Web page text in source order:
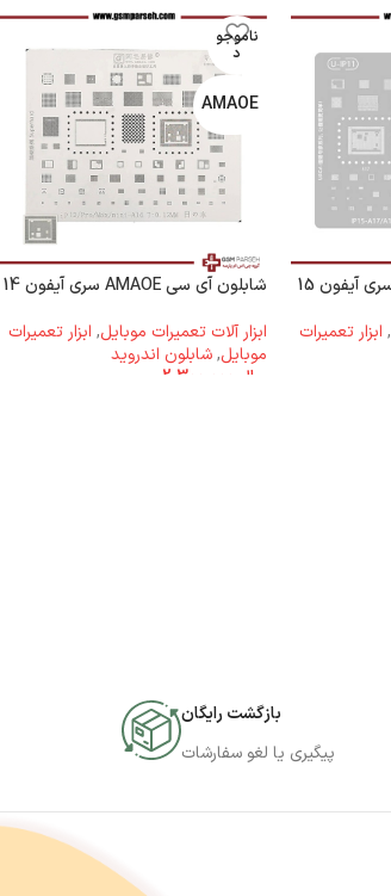
, ابزار تعمیرات
ناموجو
د
AMAOE
شابلون آی سی AMAOE سری آیفون 14
ابزار آلات تعمیرات موبایل, ابزار تعمیرات
موبایل,شابلون اندروید
ریال
بازگشت رایگان
پیگیری یا لغو سفارشات